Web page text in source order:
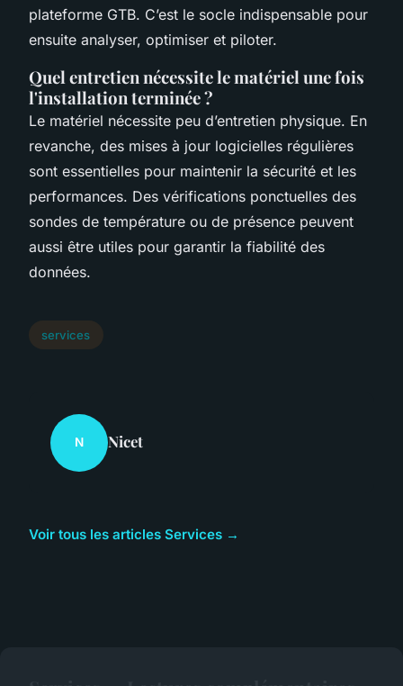
plateforme GTB. C’est le socle indispensable pour
ensuite analyser, optimiser et piloter.
Quel entretien nécessite le matériel une fois
l'installation terminée ?
Le matériel nécessite peu d’entretien physique. En
revanche, des mises à jour logicielles régulières
sont essentielles pour maintenir la sécurité et les
performances. Des vérifications ponctuelles des
sondes de température ou de présence peuvent
aussi être utiles pour garantir la fiabilité des
données.
services
N Nicet
Voir tous les articles Services →